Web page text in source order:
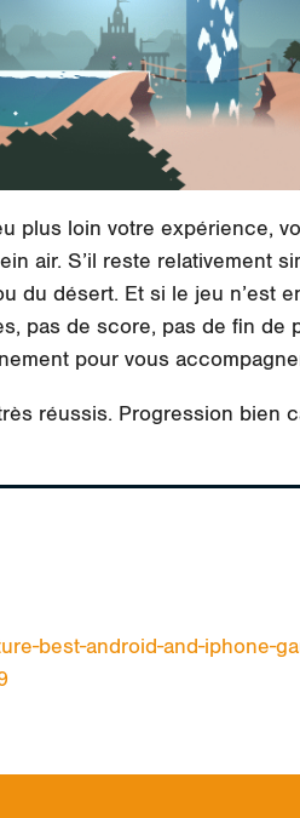
plus loin votre expérience,
air. S’il reste relativement
du désert. Et si le jeu n’est
pas de score, pas de fin de
pour vous
réussis. Progression bien
best-android-and-iphone-